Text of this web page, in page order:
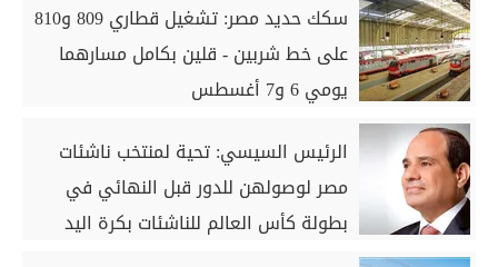
سكك حديد مصر: تشغيل قطاري 809 و810
على خط شربين - قلين بكامل مسارهما
يومي 6 و7 أغسطس
الرئيس السيسي: تحية لمنتخب ناشئات
مصر لوصولهن للدور قبل النهائي في
بطولة كأس العالم للناشئات بكرة اليد